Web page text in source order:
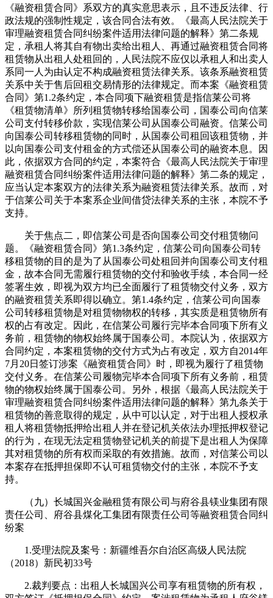
《融资租赁合同》系双方的真实意思表示，且不违反法律、行
政法规的强制性规定，该合同合法有效。《最高人民法院关于
审理融资租赁合同纠纷案件适用法律问题的解释》第二条规
定，承租人将其自有物出卖给出租人、再通过融资租赁合同将
租赁物从出租人处租回的，人民法院不应仅以承租人和出卖人
系同一人为由认定不构成融资租赁法律关系。该条系融资租赁
关系中关于售后回租交易情形的法律规定。而本案《融资租赁
合同》第1.2条约定，本合同项下融资租赁是指信莱公司将
《租赁物清单》所列租赁物转移给国泰公司，国泰公司向信莱
公司支付转移价款，实现信莱公司从国泰公司融资。信莱公司
向国泰公司转移租赁物的同时，从国泰公司租回该租赁物，并
以向国泰公司支付租金的方式偿还从国泰公司的融资本息。因
此，依据双方合同的约定，本案符合《最高人民法院关于审理
融资租赁合同纠纷案件适用法律问题的解释》第二条的规定，
应当认定本案双方的法律关系为融资租赁法律关系。故而，对
于信莱公司关于本案系企业间借贷法律关系的主张，本院不予
支持。
关于焦点二，即信莱公司是否向国泰公司交付租赁物问
题。《融资租赁合同》第1.3条约定，信莱公司向国泰公司转
移租赁物的目的是为了从国泰公司处租回并向国泰公司支付租
金，故本合同无需履行租赁物的交付和验收手续，本合同一经
签署生效，即视为双方均已全面履行了租赁物交付义务，双方
的融资租赁关系即得以确立。第1.4条约定，信莱公司向国泰
公司转移租赁物是对租赁物物权的转移，其实质是租赁物所有
权的占有改定。因此，在信莱公司履行完毕本合同项下所有义
务前，租赁物的物权始终属于国泰公司。本院认为，依据双方
合同约定，本案租赁物的交付方式为占有改定，双方自2014年
7月20日签订涉案《融资租赁合同》时，即视为履行了租赁物
交付义务。在信莱公司履物完毕本合同项下所有义务前，租赁
物的物权始终属于国泰公司。另外，根据《最高人民法院关于
审理融资租赁合同纠纷案件适用法律问题的解释》第九条关于
租赁物的善意取得的规定，从中可以认定，对于出租人授权承
租人将租赁物抵押给出租人并在登记机关依法办理抵押权登记
的行为，在现无法定租赁物登记机关的前提下是出租人为保障
其对租赁物的所有权而采取的有效措施。故而，对信莱公司以
本案存在抵押担保即不认可租赁物交付的主张，本院不予支
持。
（九）长城国兴金融租赁有限公司与府谷县镁业集团有限
责任公司、府谷县煤化工集团有限责任公司等融资租赁合同纠
纷案
1.受理法院及案号：新疆维吾尔自治区高级人民法院
（2018）新民初33号
2.裁判要点：出租人长城国兴公司享有租赁物的所有权，